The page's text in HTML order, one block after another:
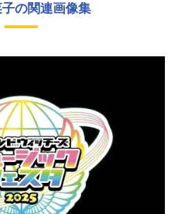
の関連画像集